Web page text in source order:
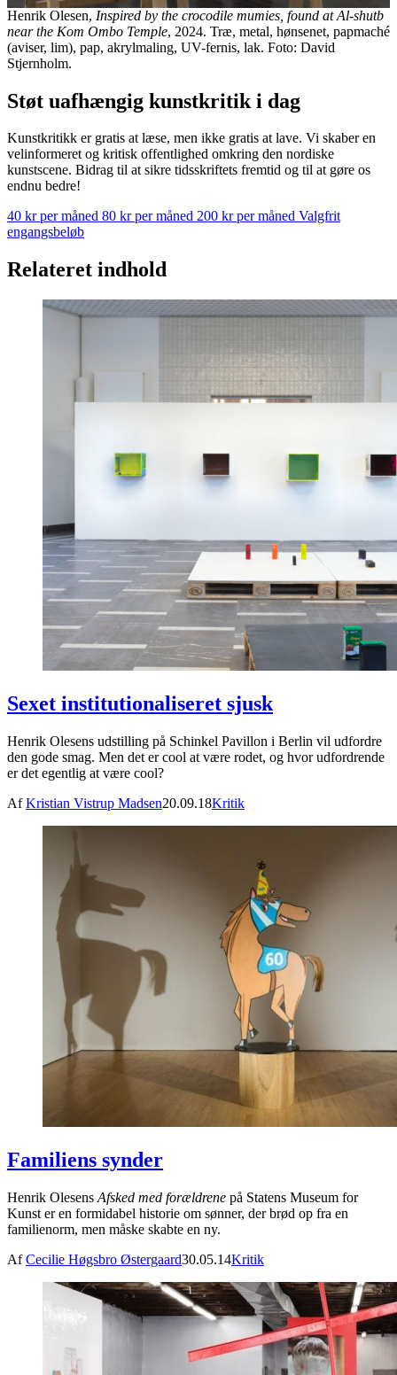
Henrik Olesen, Inspired by the crocodile mumies, found at Al-shutb
near the Kom Ombo Temple, 2024. Træ, metal, hønsenet, papmaché
(aviser, lim), pap, akrylmaling, UV-fernis, lak. Foto: David
Stjernholm.
Støt uafhængig kunstkritik i dag
Kunstkritikk er gratis at læse, men ikke gratis at lave. Vi skaber en
velinformeret og kritisk offentlighed omkring den nordiske
kunstscene. Bidrag til at sikre tidsskriftets fremtid og til at gøre os
endnu bedre!
40 kr per måned 80 kr per måned 200 kr per måned Valgfrit
engangsbeløb
Relateret indhold
Sexet institutionaliseret sjusk
Henrik Olesens udstilling på Schinkel Pavillon i Berlin vil udfordre
den gode smag. Men det er cool at være rodet, og hvor udfordrende
er det egentlig at være cool?
AfKristian Vistrup Madsen20.09.18Kritik
Familiens synder
Henrik Olesens Afsked med forældrene på Statens Museum for
Kunst er en formidabel historie om sønner, der brød op fra en
familienorm, men måske skabte en ny.
AfCecilie Høgsbro Østergaard30.05.14Kritik